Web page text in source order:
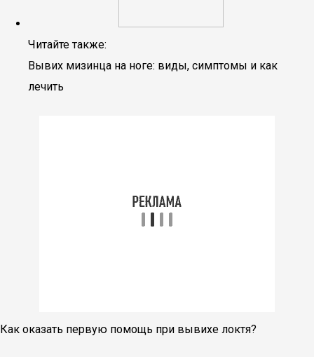
Читайте также:
Вывих мизинца на ноге: виды, симптомы и как
лечить
Как оказать первую помощь при вывихе локтя?